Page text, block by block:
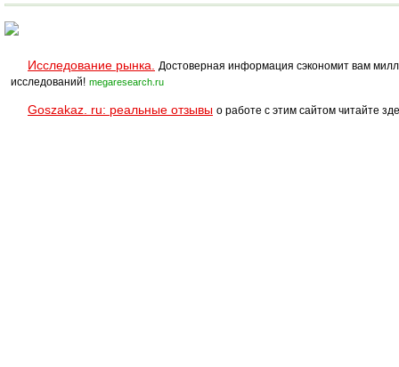
Исследование рынка.
Достоверная информация сэкономит вам
исследований! megaresearch.ru
Goszakaz. ru: реальные отзывы о работе с этим сайтом читайте